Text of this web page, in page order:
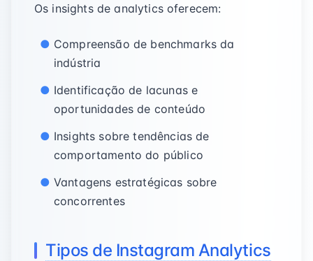
Os insights de analytics oferecem:
Compreensão de benchmarks da
indústria
Identificação de lacunas e
oportunidades de conteúdo
Insights sobre tendências de
comportamento do público
Vantagens estratégicas sobre
concorrentes
Tipos de Instagram Analytics